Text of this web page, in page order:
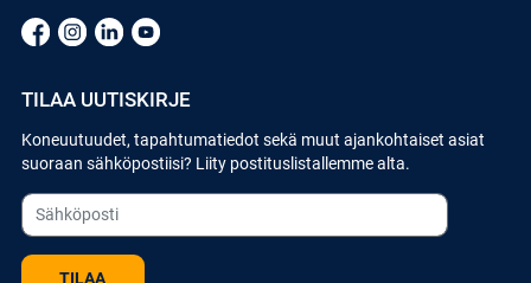
TILAA UUTISKIRJE
Koneuutuudet, tapahtumatiedot sekä muut ajankohtaiset asiat
suoraan sähköpostiisi? Liity postituslistallemme alta.